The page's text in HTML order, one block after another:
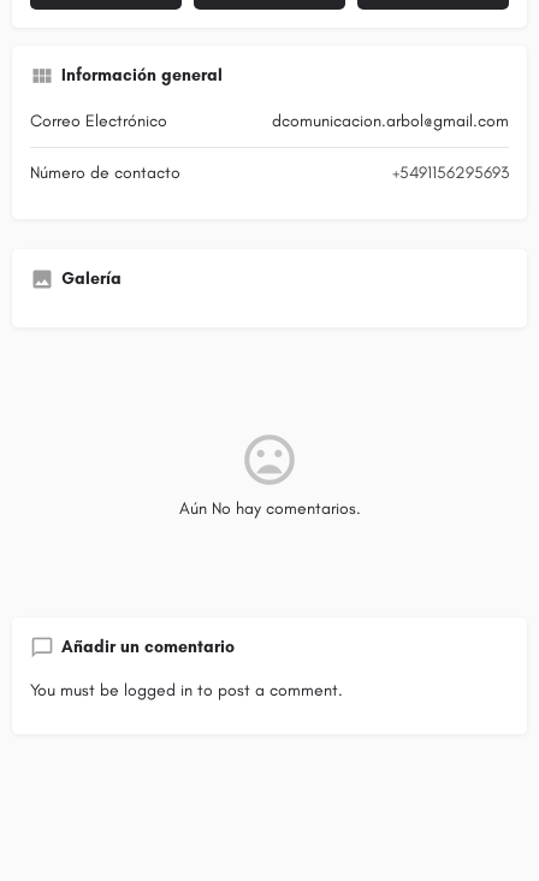
Información general
Correo Electrónico dcomunicacion.arbol@gmail.com
Número de contacto +5491156295693
Galería
Aún No hay comentarios.
Añadir un comentario
You must be logged in to post a comment.